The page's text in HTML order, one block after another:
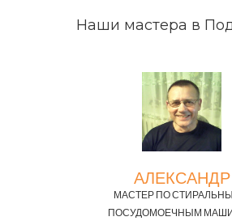
Наши мастера в
АЛЕКСАНДР
МАСТЕР ПО
ПОСУДОМОЕЧНЫМ